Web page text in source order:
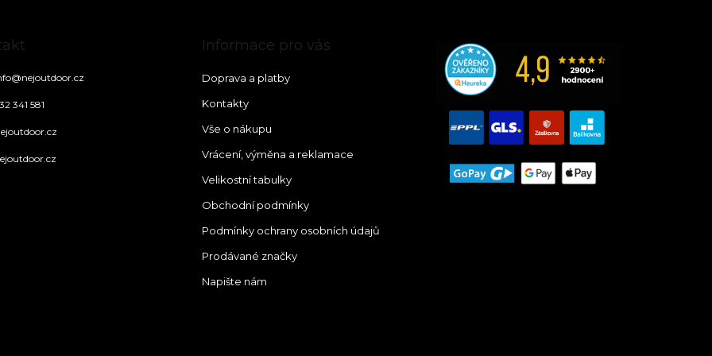
@nejoutdoor.cz
341 581
Informace pro vás
Doprava a platby
Kontakty
Vše o nákupu
Vrácení, výměna a reklamace
Velikostní tabulky
Obchodní podmínky
Podmínky ochrany osobních údajů
Prodávané značky
Napište nám